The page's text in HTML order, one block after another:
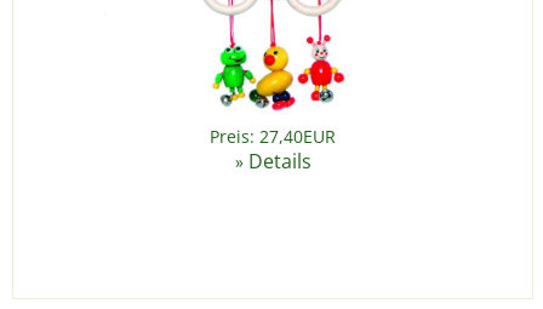
Preis: 27,40EUR
» Details